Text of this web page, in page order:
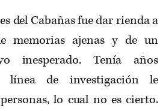
del Cabañas fue dar rienda a
memorias ajenas y de un
inesperado. Tenía años
línea de investigación le
lo cual no es cierto.